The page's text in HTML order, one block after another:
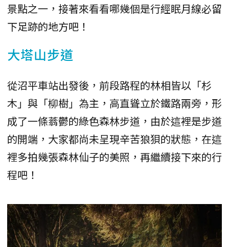
景點之一，接著來看看哪幾個是行經眠月線必留
下足跡的地方吧！
大塔山步道
從沼平車站出發後，前段路程的林相皆以「杉
木」與「柳樹」為主，高直聳立於鐵路兩旁，形
成了一條蓊鬱的綠色森林步道，由於這裡是步道
的開端，大家都尚未呈現辛苦狼狽的狀態，在這
裡多拍幾張森林仙子的美照，再繼續接下來的行
程吧！